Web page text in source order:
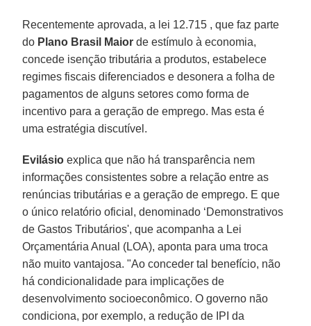
Recentemente aprovada, a lei 12.715 , que faz parte
do Plano Brasil Maior de estímulo à economia,
concede isenção tributária a produtos, estabelece
regimes fiscais diferenciados e desonera a folha de
pagamentos de alguns setores como forma de
incentivo para a geração de emprego. Mas esta é
uma estratégia discutível.
Evilásio explica que não há transparência nem
informações consistentes sobre a relação entre as
renúncias tributárias e a geração de emprego. E que
o único relatório oficial, denominado ‘Demonstrativos
de Gastos Tributários', que acompanha a Lei
Orçamentária Anual (LOA), aponta para uma troca
não muito vantajosa. "Ao conceder tal benefício, não
há condicionalidade para implicações de
desenvolvimento socioeconômico. O governo não
condiciona, por exemplo, a redução de IPI da